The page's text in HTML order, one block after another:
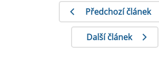
Předchozí článek
Další článek